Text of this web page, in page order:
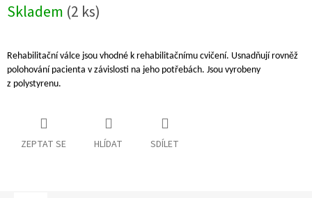
Skladem (2 ks)
Rehabilitační válce jsou vhodné k rehabilitačnímu cvičení. Usnadňují rovněž
polohování pacienta v závislosti na jeho potřebách. Jsou vyrobeny
z polystyrenu.
ZEPTAT SE HLÍDAT SDÍLET